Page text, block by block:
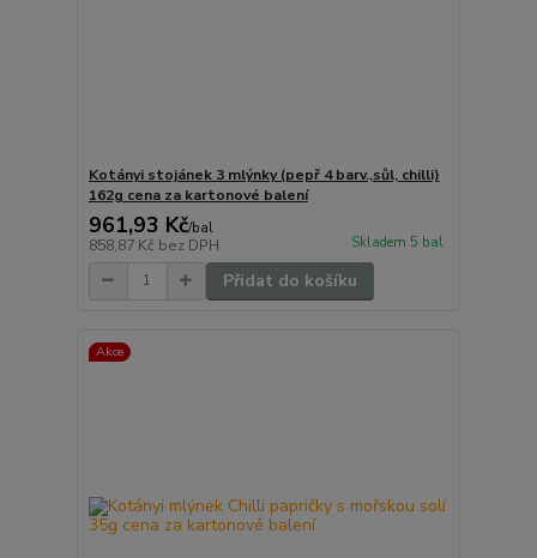
Kotányi stojánek 3 mlýnky (pepř 4 barv.,sůl, chilli)
162g cena za kartonové balení
961,93 Kč/bal
858,87 Kč bez DPH Skladem 5 bal
Přidat do košíku
Akce